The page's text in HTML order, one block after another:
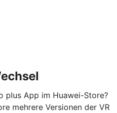
plus App im Huawei-Store?
mehrere Versionen der VR